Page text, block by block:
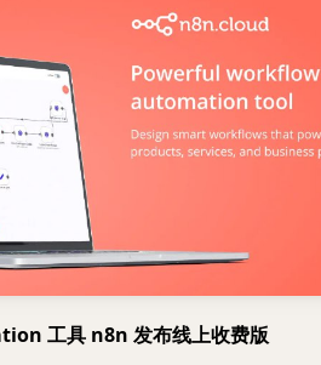
工具 n8n 发布线上收费版